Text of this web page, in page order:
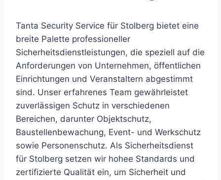
Tanta Security Service für Stolberg bietet eine
breite Palette professioneller
Sicherheitsdienstleistungen, die speziell auf die
Anforderungen von Unternehmen, öffentlichen
Einrichtungen und Veranstaltern abgestimmt
sind. Unser erfahrenes Team gewährleistet
zuverlässigen Schutz in verschiedenen
Bereichen, darunter Objektschutz,
Baustellenbewachung, Event- und Werkschutz
sowie Personenschutz. Als Sicherheitsdienst
für Stolberg setzen wir hohee Standards und
zertifizierte Qualität ein, um Sicherheit und